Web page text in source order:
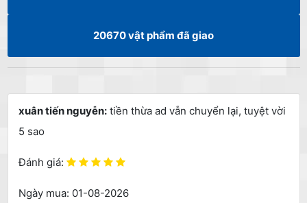
20670vật phẩm đã giao
xuân tiến nguyễn:tiền thừa ad vẫn chuyển lại, tuyệt vời
5 sao
Đánh giá:
Ngày mua: 01-08-2026